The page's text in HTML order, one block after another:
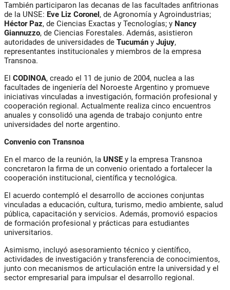
También participaron las decanas de las facultades anfitrionas
de la UNSE: Eve Liz Coronel, de Agronomía y Agroindustrias;
Héctor Paz, de Ciencias Exactas y Tecnologías; y Nancy
Giannuzzo, de Ciencias Forestales. Además, asistieron
autoridades de universidades de Tucumán y Jujuy,
representantes institucionales y miembros de la empresa
Transnoa.
El CODINOA, creado el 11 de junio de 2004, nuclea a las
facultades de ingeniería del Noroeste Argentino y promueve
iniciativas vinculadas a investigación, formación profesional y
cooperación regional. Actualmente realiza cinco encuentros
anuales y consolidó una agenda de trabajo conjunto entre
universidades del norte argentino.
Convenio con Transnoa
En el marco de la reunión, la UNSE y la empresa Transnoa
concretaron la firma de un convenio orientado a fortalecer la
cooperación institucional, científica y tecnológica.
El acuerdo contempló el desarrollo de acciones conjuntas
vinculadas a educación, cultura, turismo, medio ambiente, salud
pública, capacitación y servicios. Además, promovió espacios
de formación profesional y prácticas para estudiantes
universitarios.
Asimismo, incluyó asesoramiento técnico y científico,
actividades de investigación y transferencia de conocimientos,
junto con mecanismos de articulación entre la universidad y el
sector empresarial para impulsar el desarrollo regional.